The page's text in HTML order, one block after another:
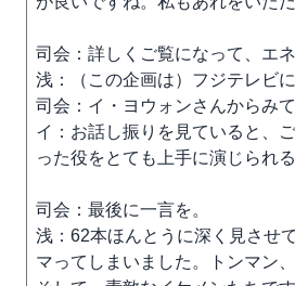
司会：詳しくご覧になって、エ
浅：（この企画は）フジテレビ
司会：イ・ヨウォンさんからみ
イ：お話し振りを見ていると、
った役をとても上手に演じられ
司会：最後に一言を。
浅：62本ほんとうに深く見させ
マってしまいました。トンマン